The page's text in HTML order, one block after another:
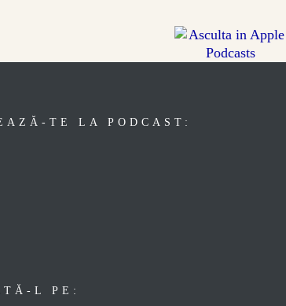
TE LA PODCAST:
L PE: